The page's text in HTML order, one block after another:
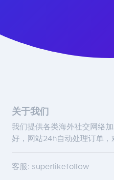
关于我们
我们提供各类海外社交网络
好，网站24h自动处理订单，
客服: superlikefollow